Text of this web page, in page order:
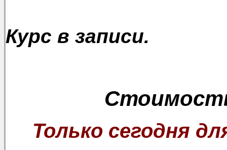
Курс в записи.
Только сегодня